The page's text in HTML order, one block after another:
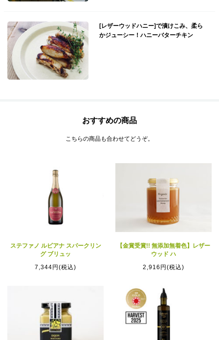
[レザーウッドハニー]で漬けこみ、柔ら
かジューシー！ハニーバターチキン
おすすめの商品
こちらの商品も合わせてどうぞ。
ステファノ ルビアナ スパークリン
グ ブリュッ
7,344円(税込)
【金賞受賞!! 無添加無着色】レザー
ウッド ハ
2,916円(税込)